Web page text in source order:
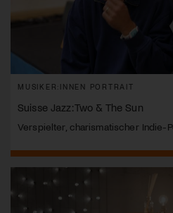
MUSIKER:INNEN PORTRAIT
Suisse Jazz: Two & The Sun
Verspielter, charismatischer Indie-